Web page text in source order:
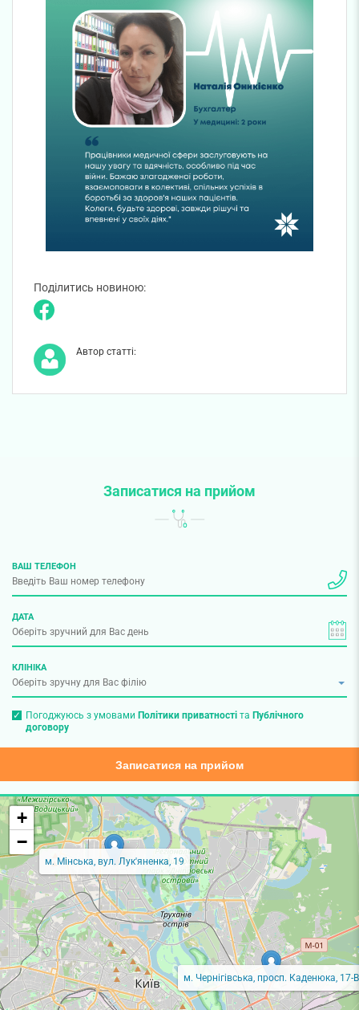
Поділитись новиною:
Автор статті:
Записатися на прийом
ВАШ ТЕЛЕФОН
ДАТА
КЛІНІКА
Погоджуюсь з умовами Політики приватностіта Публічного
договору
Записатися на прийом
м. Мінська, вул. Лук'яненка, 19
м. Чернігівська, просп. Каденюка, 17-В
+
−